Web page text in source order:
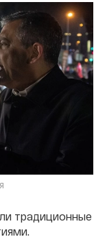
традиционные